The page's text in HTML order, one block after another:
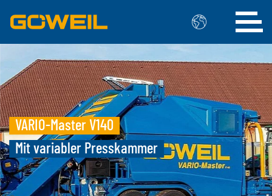
Wählen Sie Ihre Sprache / Ihr Land
INTERNATIONAL
GÖWEIL
DEUTSCH
ENGLISH
FRANÇAIS
ESPAÑOL
POLSKI
ČESKÝ
VARIO-Master V140
Mit variabler Presskammer